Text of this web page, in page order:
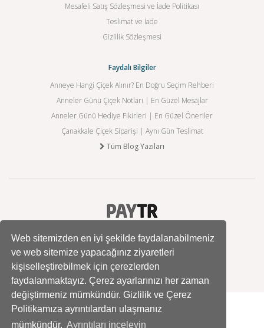
Web sitemizden en iyi şekilde faydalanabilmeniz
ve web sitemize yapacağınız ziyaretleri
kişiselleştirebilmek için çerezlerden
faydalanmaktayız. Çerez ayarlarınızı her zaman
değiştirmeniz mümkündür. Gizlilik ve Çerez
Politikamıza ayrıntılardan ulaşmanız
mümkündür. Ayrıntıları inceleyin
Mesafeli Satış Sözleşmesi ve İade Politikası
Teslimat ve İade
Gizlilik Sözleşmesi
Faydalı Bilgiler
Anneye Hangi Çiçek Alınır? En Doğru Seçim Rehberi
Anneler Günü Çiçek Notları | En Güzel Mesajlar
Anneler Günü Hediye Fikirleri | En Güzel Öneriler
Çanakkale Çiçek Siparişi | Aynı Gün Teslimat
Tüm Blog Yazıları